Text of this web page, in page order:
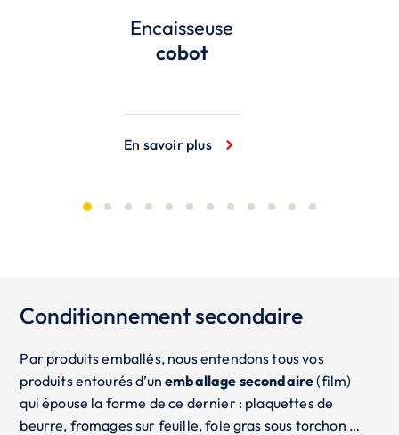
Encaisseuse
cobot
En savoir plus
Conditionnement secondaire
Par produits emballés, nous entendons tous vos
produits entourés d’unemballage secondaire(film)
qui épouse la forme de ce dernier : plaquettes de
beurre, fromages sur feuille, foie gras sous torchon …